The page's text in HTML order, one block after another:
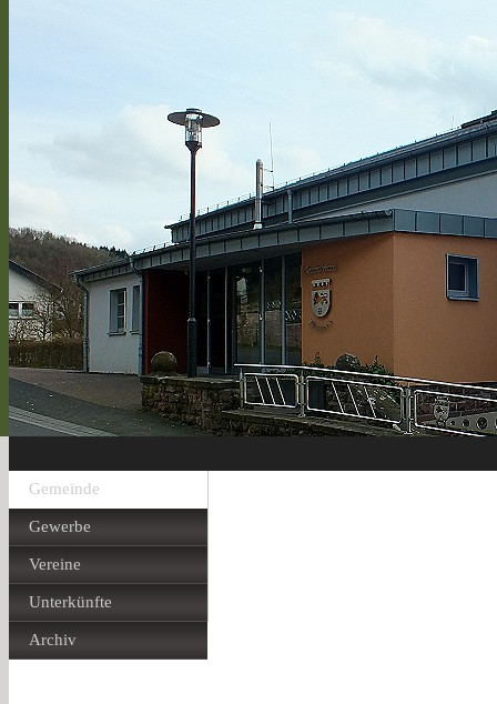
Gemeinde
Gewerbe
Vereine
Unterkünfte
Archiv